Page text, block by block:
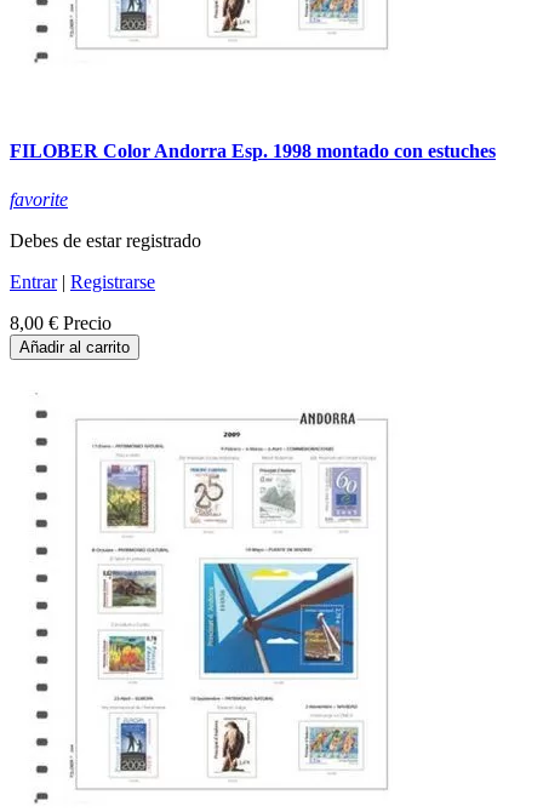
FILOBER Color Andorra Esp. 1998 montado con estuches
favorite
Debes de estar registrado
Entrar| Registrarse
8,00 € Precio
Añadir al carrito